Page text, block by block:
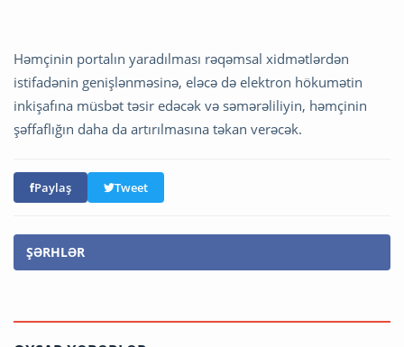
Həmçinin portalın yaradılması rəqəmsal xidmətlərdən
istifadənin genişlənməsinə, eləcə də elektron hökumətin
inkişafına müsbət təsir edəcək və səmərəliliyin, həmçinin
şəffaflığın daha da artırılmasına təkan verəcək.
Paylaş Tweet
ŞƏRHLƏR